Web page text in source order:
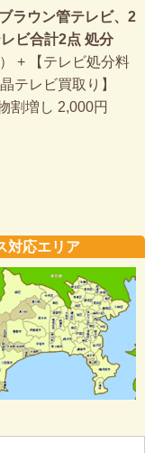
ラウン管テレビ、2
ビ合計2点 処分
+ 【テレビ処分料
テレビ買取り】
割増し 2,000円
対応エリア